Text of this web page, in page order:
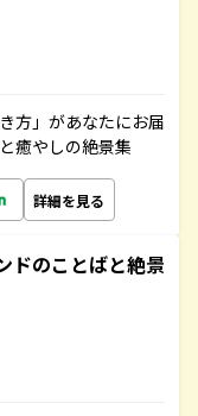
方」があなたにお届
癒やしの絶景集
詳細を見る
ドのことばと絶景